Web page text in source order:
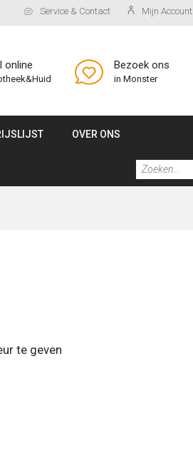
Service & Contact Mijn Account
online Bezoek ons
in Monster
OVER ONS
te geven